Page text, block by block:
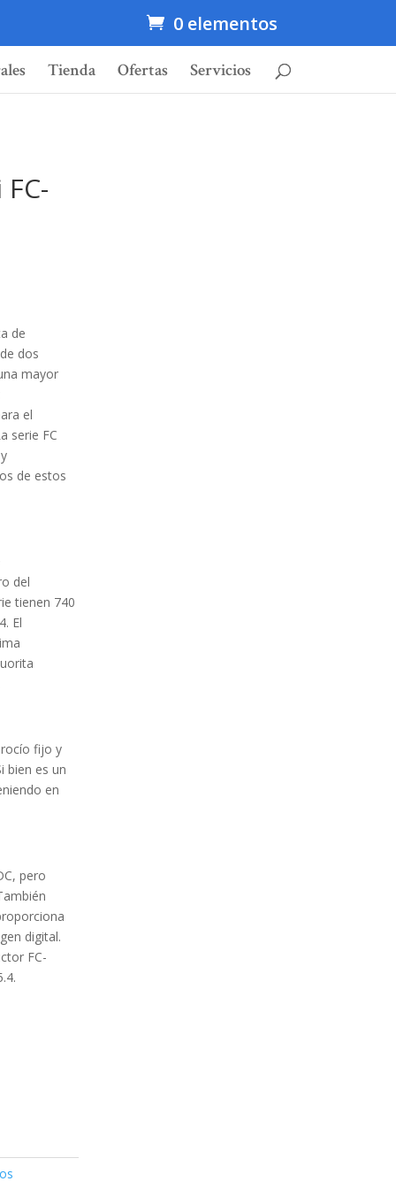
0 elementos
Tienda Ofertas Servicios
de
dos
mayor
el
serie FC
de estos
del
tienen 740
El
fijo y
bien es un
en
pero
digital.
FC-